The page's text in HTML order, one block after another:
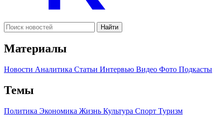
Найти
Материалы
Новости Аналитика Статьи Интервью Видео Фото Подкасты
Темы
Политика Экономика Жизнь Культура Спорт Туризм